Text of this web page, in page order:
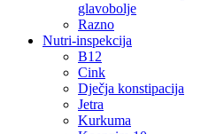
glavobolje
Razno
Nutri-inspekcija
B12
Cink
Dječja konstipacija
Jetra
Kurkuma